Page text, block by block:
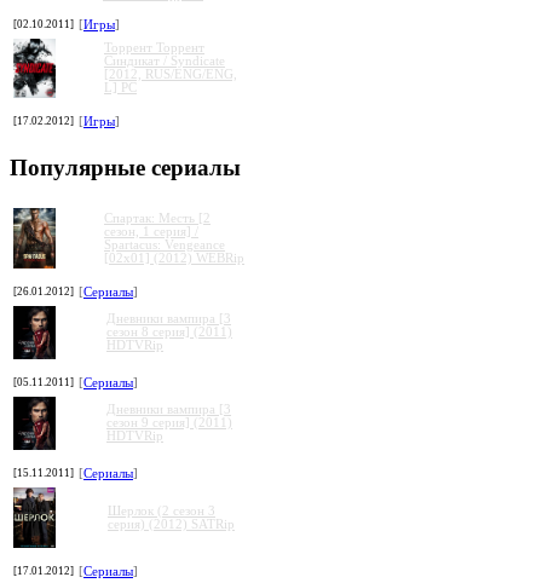
[02.10.2011] [Игры]
Торрент Торрент
Cиндикат / Syndicate
[2012, RUS/ENG/ENG,
L] PC
[17.02.2012] [Игры]
Популярные сериалы
Спартак: Месть [2
сезон, 1 серия] /
Spartacus: Vengeance
[02x01] (2012) WEBRip
[26.01.2012] [Сериалы]
Дневники вампира [3
сезон 8 серия] (2011)
HDTVRip
[05.11.2011] [Сериалы]
Дневники вампира [3
сезон 9 серия] (2011)
HDTVRip
[15.11.2011] [Сериалы]
Шерлок (2 сезон 3
серия) (2012) SATRip
[17.01.2012] [Сериалы]